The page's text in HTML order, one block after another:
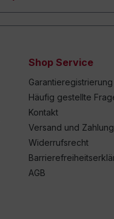
Shop Service
Garantieregistrierung
Häufig gestellte
Kontakt
Versand und
Widerrufsrecht
AGB